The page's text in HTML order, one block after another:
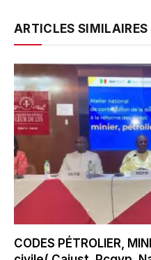
ARTICLES SIMILAIRES
CODES PÉTROLIER,